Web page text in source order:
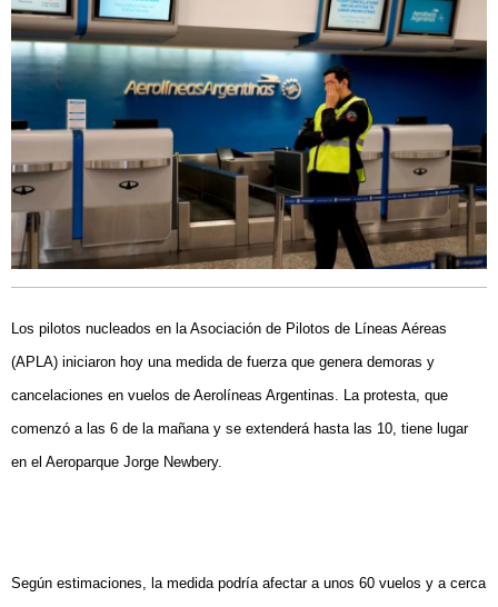
Los pilotos nucleados en la Asociación de Pilotos de Líneas Aéreas
(APLA) iniciaron hoy una medida de fuerza que genera demoras y
cancelaciones en vuelos de Aerolíneas Argentinas. La protesta, que
comenzó a las 6 de la mañana y se extenderá hasta las 10, tiene lugar
en el Aeroparque Jorge Newbery.
Según estimaciones, la medida podría afectar a unos 60 vuelos y a cerca